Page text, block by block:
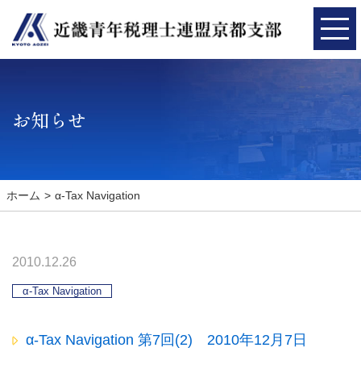
お知らせ
ホーム α-Tax Navigation
2010.12.26
α-Tax Navigation
α-Tax Navigation 第7回(2) 2010年12月7日